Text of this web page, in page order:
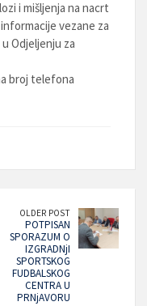
i mišljenja na nacrt
vezane za
Odjeljenju za
broj telefona
OLDER POST
POTPISAN
SPORAZUM O
IZGRADNjI
SPORTSKOG
FUDBALSKOG
CENTRA U
PRNjAVORU